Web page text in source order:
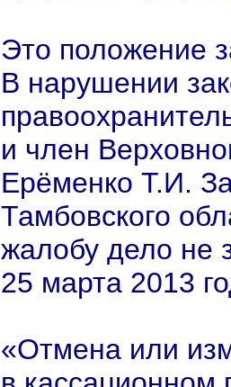
Это положение
В нарушении
и член
Ерёменко Т.И.
Тамбовского
жалобу дело не
25 марта 2013
«Отмена или